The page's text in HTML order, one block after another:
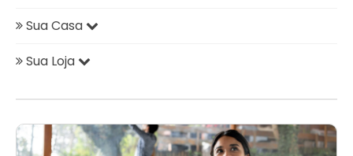
Sua Casa
Sua Loja